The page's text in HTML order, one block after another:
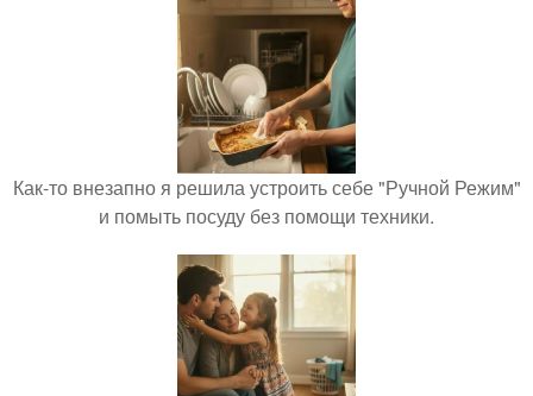
Как-то внезапно я решила устроить себе "Ручной Режим"
и помыть посуду без помощи техники.